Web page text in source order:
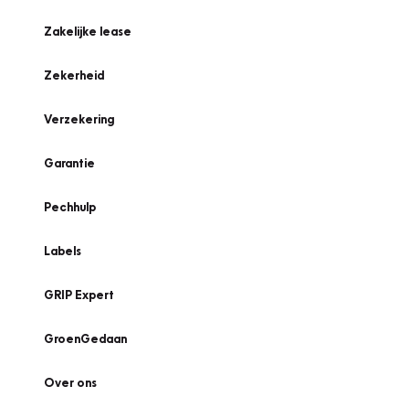
Zakelijke lease
Zekerheid
Verzekering
Garantie
Pechhulp
Labels
GRIP Expert
GroenGedaan
Over ons